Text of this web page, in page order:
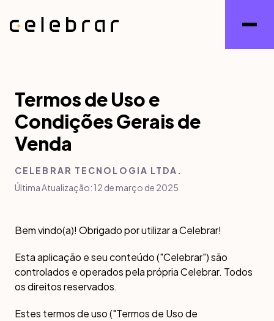
Termos de Uso e
Condições Gerais de
Venda
CELEBRAR TECNOLOGIA LTDA.
Última Atualização: 12 de março de 2025
Bem vindo(a)! Obrigado por utilizar a Celebrar!
Esta aplicação e seu conteúdo ("Celebrar") são
controlados e operados pela própria Celebrar. Todos
os direitos reservados.
Estes termos de uso ("Termos de Uso de